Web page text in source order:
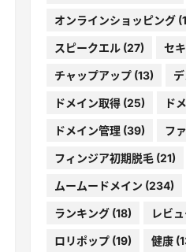
オンラインショッピング
スピークエル(27) セ
チャップアップ(13)
ドメイン取得(25) ド
ドメイン管理(39) フ
フィンジア初期脱毛(21)
ムームードメイン (234)
ランキング(18) レビ
ロリポップ(19) 健康